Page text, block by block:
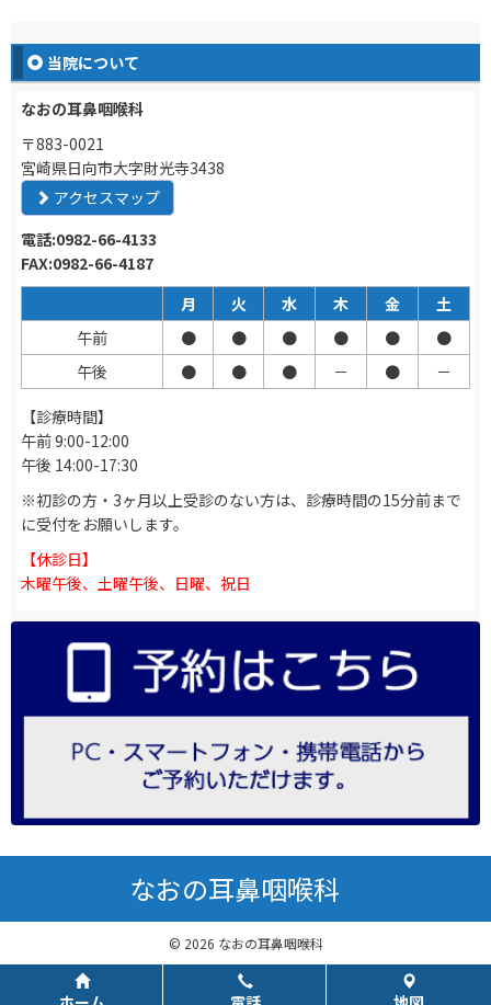
当院について
なおの耳鼻咽喉科
〒883-0021
宮崎県日向市大字財光寺3438
アクセスマップ
電話:0982-66-4133
FAX:0982-66-4187
月
火 水 木 金
土
午前
● ● ● ● ●
●
午後
● ● ● － ● －
【診療時間】
午前 9:00-12:00
午後 14:00-17:30
※初診の方・3ヶ月以上受診のない方は、診療時間の15分前まで
に受付をお願いします。
【休診日】
木曜午後、土曜午後、日曜、祝日
なおの耳鼻咽喉科
© 2026 なおの耳鼻咽喉科